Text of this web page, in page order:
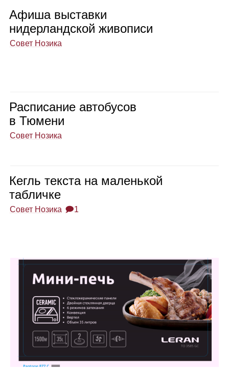
Афиша выставки
нидер­ланд­ской живо­писи
Совет Нозика
Рас­пи­са­ние авто­бу­сов
в Тюмени
Совет Нозика
Кегль тек­ста на малень­кой
таб­личке
Совет Нозика 🗩1